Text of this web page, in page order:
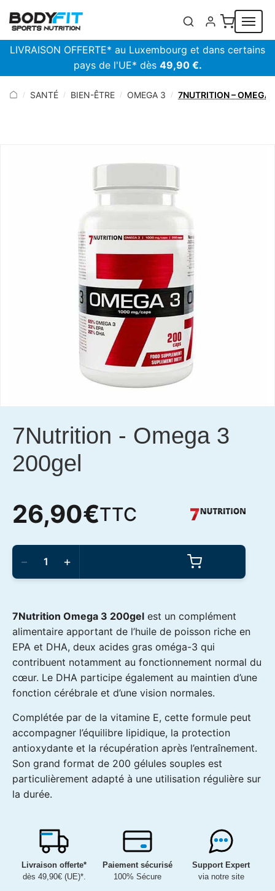
LIVRAISON OFFERTE* au Luxembourg et dans certains
pays de l'UE* dès 49,90 €.
/ SANTÉ / BIEN-ÊTRE / OMEGA 3 / 7NUTRITION – OMEGA
7Nutrition - Omega 3
200gel
26,90€TTC
quantité
de
7Nutrition
-
− +
7Nutrition Omega 3 200gel est un complément
alimentaire apportant de l’huile de poisson riche en
EPA et DHA, deux acides gras oméga-3 qui
contribuent notamment au fonctionnement normal du
cœur. Le DHA participe également au maintien d’une
fonction cérébrale et d’une vision normales.
Complétée par de la vitamine E, cette formule peut
accompagner l’équilibre lipidique, la protection
antioxydante et la récupération après l’entraînement.
Son grand format de 200 gélules souples est
particulièrement adapté à une utilisation régulière sur
la durée.
Livraison offerte*
dès 49,90€ (UE)*.
Paiement sécurisé
100% Sécure
Support Expert
via notre site